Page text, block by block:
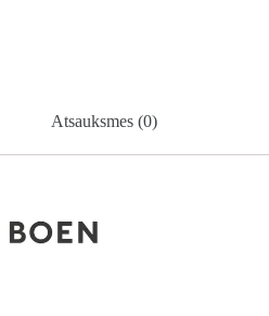
Atsauksmes (0)